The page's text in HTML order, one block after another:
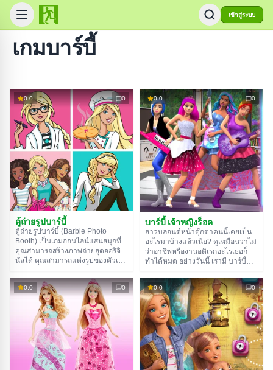
เข้าสู่ระบบ
เกมบาร์บี้
0.0 0
ตู้ถ่ายรูปบาร์บี้
ตู้ถ่ายรูปบาร์บี้ (Barbie Photo
Booth) เป็นเกมออนไลน์แสนสนุกที่
คุณสามารถสร้างภาพถ่ายสุดออริจิ
นัลได้ คุณสามารถแต่งรูปของตัวเอง
กรอบรูปให้เลือกหลายแบบ รวมถึง
กรอบสำหรับรูปหมู่ด้วย และหลังจาก
นั้น ส่วนที่ดีที่สุดก็จะเริ่มขึ้น — การ
แต่งรูปด้วยเครื่องมือในเกมไงล่ะ
0.0 0
บาร์บี้ เจ้าหญิงร็อค
สาวบลอนด์หน้าตุ๊กตาคนนี้เคยเป็น
อะไรมาบ้างแล้วเนี่ย? ดูเหมือนว่าไม่
ว่าอาชีพหรืองานอดิเรกอะไรเธอก็
ทำได้หมด อย่างวันนี้ เรามี บาร์บี้
Princess) เธอตั้งวงดนตรีของตัวเอง
เพื่อพิชิตวงการเพลง และคุณจะต้อง
ช่วยเธอในเรื่องนี้ สร้างเพลงฮิตใหม่ๆ
โดยการเลือกทำนองเจ๋งๆ ด้วยความ
ช่วยเหลือจากนักแสดงมากพรสวรรค์
ขอให้โชคดีกับการแสดงนะ!
0.0 0 0.0 0